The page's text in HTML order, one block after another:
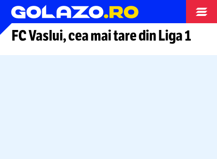
Arhiva fotbal
FC Vaslui, cea mai tare din Liga 1